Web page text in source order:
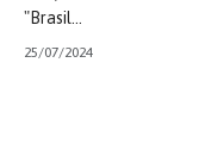
"Brasil…
25/07/2024